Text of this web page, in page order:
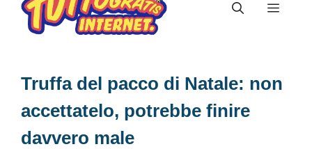
contenuto
Menu
Truffa del pacco di Natale: non
accettatelo, potrebbe finire
davvero male